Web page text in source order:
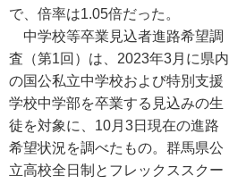
で、倍率は1.05倍だった。
中学校等卒業見込者進路希望調
査（第1回）は、2023年3月に県内
の国公私立中学校および特別支援
学校中学部を卒業する見込みの生
徒を対象に、10月3日現在の進路
希望状況を調べたもの。群馬県公
立高校全日制とフレックススクー